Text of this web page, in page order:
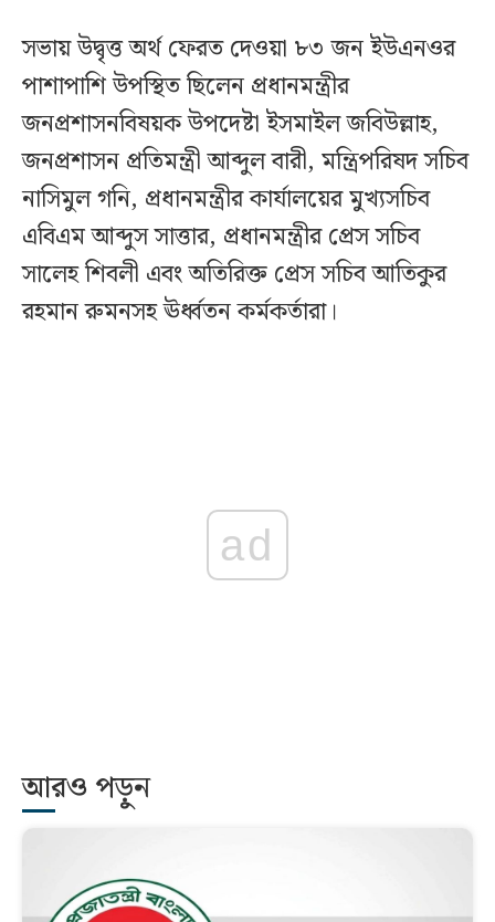
সভায় উদ্বৃত্ত অর্থ ফেরত দেওয়া ৮৩ জন ইউএনওর
পাশাপাশি উপস্থিত ছিলেন প্রধানমন্ত্রীর
জনপ্রশাসনবিষয়ক উপদেষ্টা ইসমাইল জবিউল্লাহ,
জনপ্রশাসন প্রতিমন্ত্রী আব্দুল বারী, মন্ত্রিপরিষদ সচিব
নাসিমুল গনি, প্রধানমন্ত্রীর কার্যালয়ের মুখ্যসচিব
এবিএম আব্দুস সাত্তার, প্রধানমন্ত্রীর প্রেস সচিব
সালেহ শিবলী এবং অতিরিক্ত প্রেস সচিব আতিকুর
রহমান রুমনসহ ঊর্ধ্বতন কর্মকর্তারা।
ad
আরও পড়ুন